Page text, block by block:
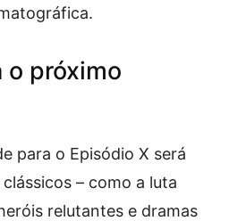
o próximo
para o Episódio X será
– como a luta
relutantes e dramas